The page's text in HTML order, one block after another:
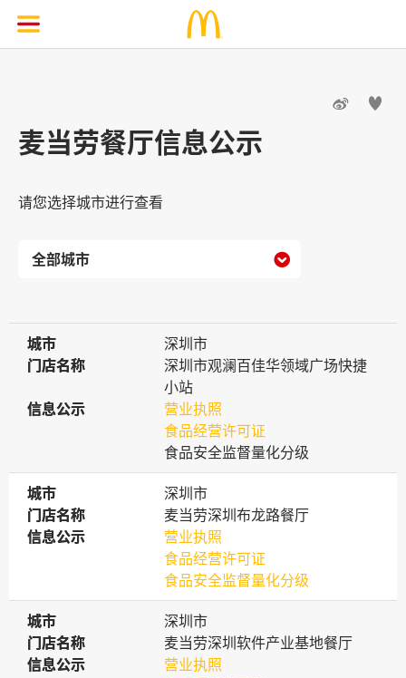
 
麦当劳餐厅信息公示
请您选择城市进行查看

城市
城市
深圳市
门店名称
门店名称
深圳市观澜百佳华领域广场快捷
小站
信息公示
信息公示
营业执照
食品经营许可证
食品安全监督量化分级
城市
城市
深圳市
门店名称
门店名称
麦当劳深圳布龙路餐厅
信息公示
信息公示
营业执照
食品经营许可证
食品安全监督量化分级
城市
城市
深圳市
门店名称
门店名称
麦当劳深圳软件产业基地餐厅
信息公示
信息公示
营业执照